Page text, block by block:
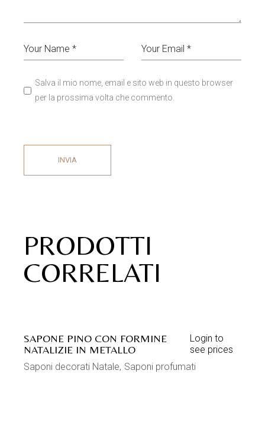
Salva il mio nome, email e sito web in questo browser
per la prossima volta che commento.
INVIA
PRODOTTI
CORRELATI
SAPONE PINO CON FORMINE
NATALIZIE IN METALLO
Login to
see prices
Saponi decorati Natale Saponi profumati